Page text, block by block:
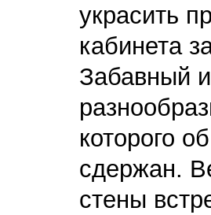
украсить
кабинета
Забавный
которого
сдержан.
стены